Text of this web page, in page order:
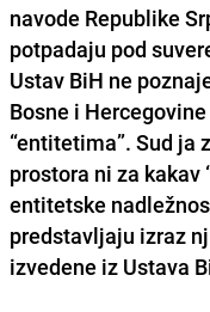
navode Republike
potpadaju pod
Ustav BiH ne
Bosne i
“entitetima”. Sud ja
prostora ni za kakav
entitetske
predstavljaju izraz
izvedene iz Ustava